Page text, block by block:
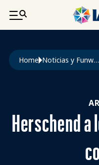
PASAR AL
Ruta de
Home Noticias y Funworld
Herschend a